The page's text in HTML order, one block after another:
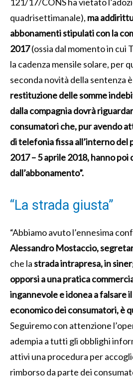
quadrisettimanale), ma
abbonamenti stipulati con la
2017(ossia dal momento in cui
la cadenza mensile solare, per
seconda novità della sentenza
restituzione delle somme
dalla compagnia dovrà
consumatori che, pur avendo
di telefonia fissa all’interno del
2017 – 5 aprile 2018, hanno
dall’abbonamento”.
“La strada giusta”
“Abbiamo avuto l’ennesima
Alessandro Mostaccio,
che lastrada intrapresa, in
opporsi a una pratica
ingannevole e idonea a falsare
economico dei consumatori, è
Seguiremo con attenzione
adempia a tutti gli obblighi
attivi una procedura per
rimborso da parte dei